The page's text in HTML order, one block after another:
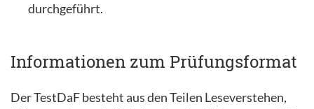
durchgeführt.
Informationen zum Prüfungsformat
Der TestDaF besteht aus den Teilen Leseverstehen,